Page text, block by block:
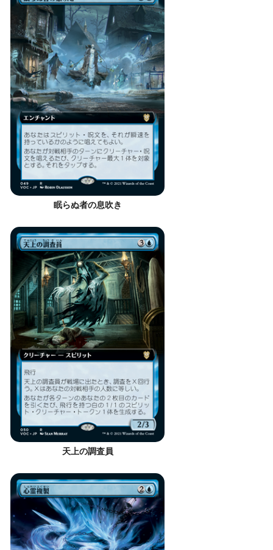
眠らぬ者の息吹き
天上の調査員